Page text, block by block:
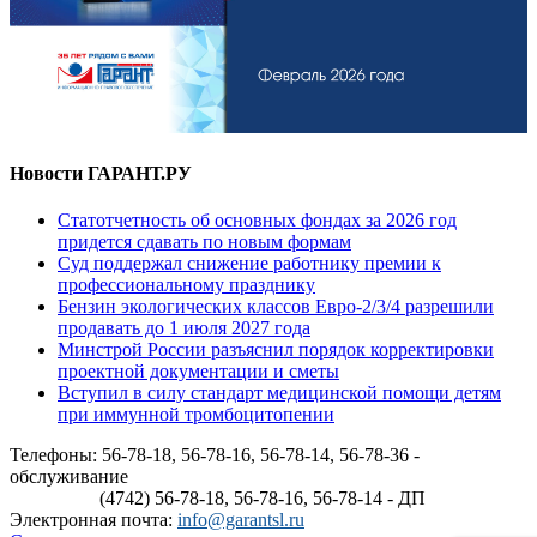
Новости ГАРАНТ.РУ
Статотчетность об основных фондах за 2026 год
придется сдавать по новым формам
Суд поддержал снижение работнику премии к
профессиональному празднику
Бензин экологических классов Евро-2/3/4 разрешили
продавать до 1 июля 2027 года
Минстрой России разъяснил порядок корректировки
проектной документации и сметы
Вступил в силу стандарт медицинской помощи детям
при иммунной тромбоцитопении
Телефоны: 56-78-18, 56-78-16, 56-78-14, 56-78-36 -
обслуживание
(4742) 56-78-18, 56-78-16, 56-78-14 - ДП
Электронная почта: info@garantsl.ru